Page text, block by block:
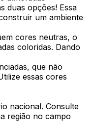
duas opções! Essa
um ambiente
cores neutras, o
coloridas. Dando
que não
essas cores
nacional. Consulte
região no campo